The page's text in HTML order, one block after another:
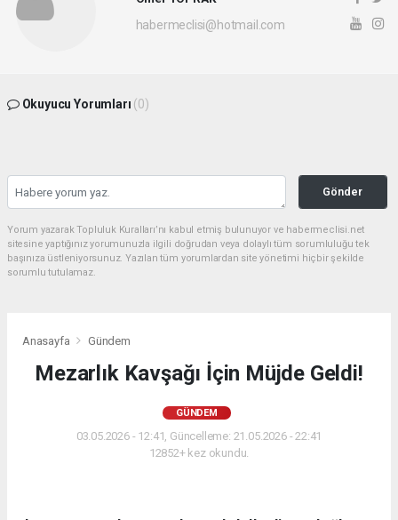
habermeclisi@hotmail.com
Okuyucu Yorumları (0)
Gönder
Yorum yazarak Topluluk Kuralları’nı kabul etmiş bulunuyor ve habermeclisi.net
sitesine yaptığınız yorumunuzla ilgili doğrudan veya dolaylı tüm sorumluluğu tek
başınıza üstleniyorsunuz. Yazılan tüm yorumlardan site yönetimi hiçbir şekilde
sorumlu tutulamaz.
Anasayfa Gündem
Mezarlık Kavşağı İçin Müjde Geldi!
GÜNDEM
03.05.2026 - 12:41, Güncelleme: 21.05.2026 - 22:41
12852+ kez okundu.